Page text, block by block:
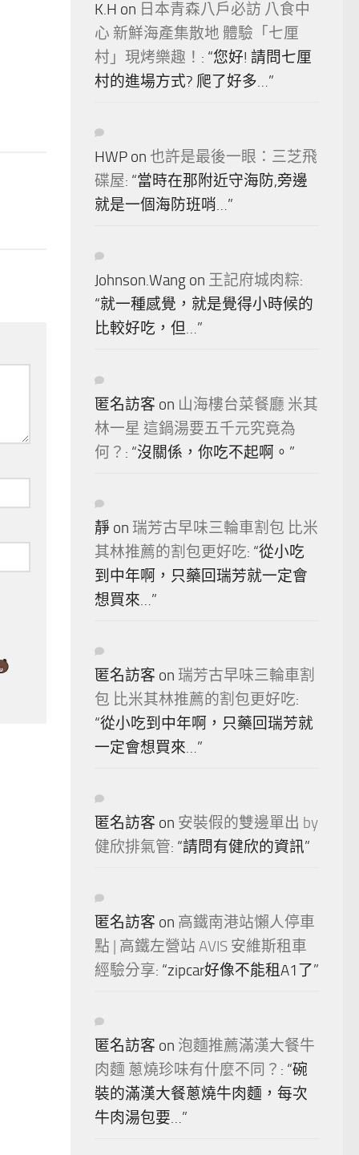
K.H on 日本青森八戶必訪 八食中
心 新鮮海產集散地 體驗「七厘
村」現烤樂趣！ : “您好! 請問七厘
村的進場方式? 爬了好多…”
HWP on 也許是最後一眼：三芝飛
碟屋: “當時在那附近守海防,旁邊
就是一個海防班哨…”
Johnson.Wang on 王記府城肉粽:
“就一種感覺，就是覺得小時候的
比較好吃，但…”
匿名訪客 on 山海樓台菜餐廳 米其
林一星 這鍋湯要五千元究竟為
何？ : “沒關係，你吃不起啊。 ”
靜 on 瑞芳古早味三輪車割包 比米
其林推薦的割包更好吃: “從小吃
到中年啊，只藥回瑞芳就一定會
想買來…”
匿名訪客 on 瑞芳古早味三輪車割
包 比米其林推薦的割包更好吃:
“從小吃到中年啊，只藥回瑞芳就
一定會想買來…”
匿名訪客 on 安裝假的雙邊單出 by
健欣排氣管: “請問有健欣的資訊”
匿名訪客 on 高鐵南港站懶人停車
點 | 高鐵左營站 AVIS 安維斯租車
經驗分享: “zipcar好像不能租A1了”
匿名訪客 on 泡麵推薦滿漢大餐牛
肉麵 蔥燒珍味有什麼不同？ : “碗
裝的滿漢大餐蔥燒牛肉麵，每次
牛肉湯包要…”